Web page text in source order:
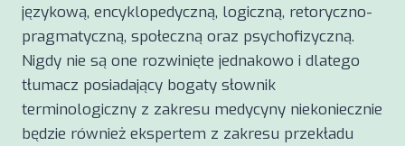
językową, encyklopedyczną, logiczną, retoryczno-
pragmatyczną, społeczną oraz psychofizyczną.
Nigdy nie są one rozwinięte jednakowo i dlatego
tłumacz posiadający bogaty słownik
terminologiczny z zakresu medycyny niekoniecznie
będzie również ekspertem z zakresu przekładu